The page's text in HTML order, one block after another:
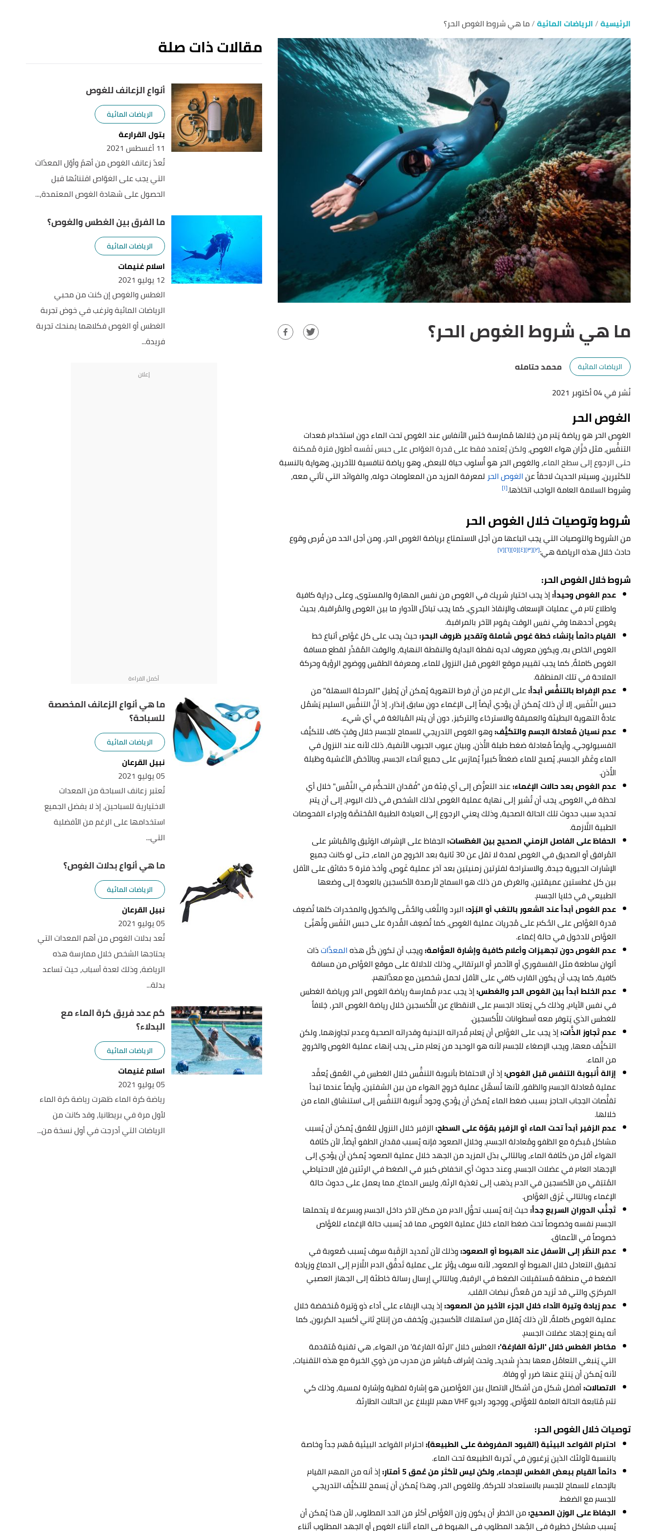
الرئيسية الرياضات المائية ما هي شروط الغوص الحر؟
ما هي شروط الغوص الحر؟
الرياضات المائية
محمد حتامله
نُشر في 04 أكتوبر 2021
الغوص الحر
الغوص الحر هو رياضة يَتم من خِلالها مُمارسة حَبْس الأنفاس عند الغوص تحت الماء دون استخدام مَعدات
التنفُّس، مثل خزَّان هواء الغوص،ولكن يُعتمد فقط على قدرة الغوّاص على حبس نَفَسه أطول فترة مُمكنة
حتى الرجوع إلى سطح الماء، والغوص الحر هو أُسلوب حياة للبعض، وهو رياضة تنافسية للآخرين، وهواية بالنسبة
للكثيرين، وسيتم الحديث لاحقاً عنالغوص الحر لمعرفة المزيد من المعلومات حوله، والفوائد التي تأتي معه،
وشروط السلامة العامة الواجب اتخاذها.[١]
شروط وتوصيات خلال الغوص الحر
من الشروط والتوصيات التي يجب اتباعها من أجل الاستمتاع برياضة الغوص الحر، ومن أجل الحد من فُرص وقوع
حادث خلال هذه الرياضة هي:[٢] [٣] [٤] [٥] [٦] [٧]
شروط خلال الغوص الحر:
عدم الغوص وحيداً:إذ يجب اختيار شريك في الغوص من نفس المهارة والمستوى، وعلى دِراية كافية
واطلاع تام في عمليات الإسعاف والإنقاذ البحري، كما يجب تبادُل الأدوار ما بين الغوص والمُراقبة، بحيث
يغوص أحدهما وفي نفس الوقت يقوم الآخر بالمراقبة.
القيام دائماً بإنشاء خطة غوص شاملة وتقدير ظروف البحر:حيث يجب على كل غوَّاص أتباع خط
الغوص الخاص به، ويكون معروف لديه نقطة البداية والنقطة النهاية، والوقت المُقدَّر لقطع مسافة
الغوص كاملةً، كما يجب تقييم موقع الغوص قبل النزول للماء، ومعرفة الطقس ووضوح الرؤية وحركة
الملاحة في تلك المنطقة.
عدم الإفراط بالتنفُّس أبداً:على الرغم من أن فرط التهوية يُمكن أن يُطيل "المرحلة السهلة" من
حبس النَّفَس، إلا أن ذلك يُمكن أن يؤدي أيضاً إلى الإغماء دون سابق إنذار، إذ أنَّ التنفُّس السليم يَشمُل
عادةً التهوية البطيئة والعميقة والاسترخاء والتركيز، دون أن يتم المُبالغة في أي شيء.
عدم نسيان مُعادلة الجسم والتكيُّف:وهو الغوص التدريجي للسماح للجسم خلال وقتٍ كاف للتكيُّف
الفسيولوجي، وأيضاً مُعادلة ضغط طبلة الأُذن، وبيان عيوب الجيوب الأنفية، ذلك لأنه عند النزول في
الماء وغَمْر الجسم، يُصبح للماء ضغطاً كبيراً يُمارَس على جميع أنحاء الجسم، وبالأخصّ الأغشية وطَبلة
الأُذن.
عدم الغوص بعد حالات الإغماء:عند التعرُّض إلى أي فِئة من "فُقدان التحكُّم في النَّفْس" خلال أي
لحظة في الغوص، يجب أن تُشير إلى نهاية عملية الغوص لذلك الشخص في ذلك اليوم، إلى أن يتم
تحديد سبب حدوث تلك الحالة الصحية، وذلك يعني الرجوع إلى العيادة الطبية المُختصَّة وإجراء الفحوصات
الطبية اللَّازمة.
الحفاظ على الفاصل الزمني الصحيح بين الغطَسات:الحِفاظ على الإشراف الوَثيق والمُباشر على
المُرافق أو الصديق في الغوص لمدة لا تقل عن 30 ثانية بعد الخروج من الماء، حتى لو كانت جميع
الإشارات الحيوية جيدة، والاستراحة لفترتين زمنيتين بعد آخر عملية غَوص، وأخذ فترة 5 دقائق على الأقل
بين كل غطستين عميقتين، والغرض من ذلك هو السماح لأرصدة الأكسجين بالعودة إلى وضعها
الطبيعي في خلايا الجسم.
عدم الغوص أبداً عند الشعور بالتعَب أو البَرْد:البرد والتَّعَب والحُمَّى والكحول والمخدرات كلها تُضعِف
قدرة الغوَّاص على الحُكم على مُجريات عملية الغوص، كما تُضعِف القُدرة على حبس النَفَس وتُهيِّئ
الغوَّاص للدخول في حالة إغماء.
عدم الغوص دون تجهيزات وأعلام كافية وإشارة العوَّامة:ويجب أن تكون كُل هذهالمعدَّاتذات
ألوان ساطعة مثل الفسفوري أو الأحمر أو البرتقالي، وذلك للدلالة على موقع الغوَّاص من مسافة
كافية، كما يجب أن يكون القارب كافي على الأقل لحمل شخصين مع معدَّاتهم.
عدم الخلط أبداً بين الغوص الحر والغطس:إذيجب عدم مُمارسة رياضة الغوص الحر ورياضة الغطس
في نفس الأيام، وذلك كي يَعتاد الجسم على الانقطاع عن الأُكسجين خلال رياضة الغوص الحر، خِلافاً
للغطس الذي يَتوفر معه أسطوانات للأُكسجين.
عدم تَجاوز الذَّات:إذ يجب على الغوَّاص أن يَعلم قُدراته البَدنية وقدراته الصحية وعدم تجاوزهما، ولكن
التكيُّف معها، ويجب الإصغاء للجسم لأنه هو الوحيد من يَعلم متى يجب إنهاء عملية الغوص والخروج
من الماء.
إزالة أُنبوبة التنفس قبل الغوص:إذ أنالاحتفاظ بأنبوبة التنفُّس خلال الغطس في العُمق يُعقِّد
عملية مُعادلة الجسم والطَفو، لأنها تُسهِّل عملية خروج الهواء من بين الشفتين، وأيضاً عندما تبدأ
تقلُّصات الحِجاب الحاجز بسبب ضغط الماء يُمكن أن يؤدي وجود أُنبوبة التنفُّس إلى استنشاق الماء من
خلالها.
عدم الزفير أبداً تحت الماء أو الزفير بقوّة على السطح:الزفير خلال النزول للعُمق يُمكن أن يُسبب
مشاكل مُبكرة مع الطَفو ومُعادلة الجسم، وخلال الصعود فإنه يُسبب فقدان الطفو أيضاً، لأن كثافة
الهواء أقل من كثافة الماء، وبالتالي بذل المزيد من الجهد خلال عملية الصعود يُمكن أن يؤدي إلى
الإجهاد العام في عضلات الجسم، وعند حدوث أي انخفاض كبير في الضغط في الرئتين فإن الاحتياطي
المُتبَقي من الأكسجين في الدم يذهب إلى تغذية الرئة، وليس الدماغ، مما يعمل على حدوث حالة
الإغماء وبالتالي غَرَق الغوَّاص.
تَجنُّب الدوران السريع جداً:حيث إنه يُسبب تحوُّل الدم من مكان لآخر داخل الجسم وبسرعة لا يتحملها
الجسم نفسه وخصوصاً تحت ضغط الماء خلال عملية الغوص، مما قد يُسبب حالة الإغماء للغوَّاص
خصوصاً في الأعماق.
عدم النظَر إلى الأسفل عند الهبوط أو الصعود:وذلك لأنتَمديد الرَقَبة سوف يُسبب صُعوبة في
تحقيق التعادل خلال الهبوط أو الصعود، لأنه سوف يؤثر على عملية تَدفُّق الدم اللَّازم إلى الدماغ وزيادة
الضغط في منطقة مُستقبِلات الضغط في الرقبة، وبالتالي إرسال رسالة خاطئة إلى الجهاز العصبي
المركزي والتي قد تَزيد من مُعدَّل نبضات القلب.
عدم زيادة وتيرة الأداء خلال الجزء الأخير من الصعود:إذيجب الإبقاء على أداء ذو وَتيرة مُنخفضة خلال
عملية الغوص كاملةً، لأن ذلك يُقلل من استهلاك الأكسجين، ويُخفف من إنتاج ثاني أكسيد الكربون، كما
أنه يمنع إجهاد عضلات الجسم.
مخاطر الغطس خلال 'الرئة الفارغة':الغطس خلال 'الرئة الفارغة' من الهواء، هي تقنية مُتقدمة
التي يَنبغي التعامُل معها بحذرٍ شديد، وتحت إشراف مُباشر من مدرب من ذوي الخبرة مع هذه التقنيات،
لأنه يُمكن أن يَنتج عنها ضرر أو وفاة.
الاتصالات:أفضل شكل من أشكال الاتصال بين الغوَّاصين هو إشارة لفظية وإشارة لمسية، وذلك كي
تتم مُتابعة الحالة العامة للغوَّاص، ووجود راديو VHF مهم للإبلاغ عن الحالات الطارئة.
توصيات خلال الغوص الحر:
احترام القواعد البيئية (القيود المفروضة على الطبيعة):احترام القواعد البيئية مُهم جداً وخاصة
بالنسبة لأولئك الذين يَرغبون في تَجربة الطبيعة تحت الماء.
دائماً القيام ببعض الغطس للإحماء، ولكن ليس لأكثر من عُمق 5 أمتار:
إذ أنهمن المهم القيام
بالإحماء للسماح للجسم بالاستعداد للحركة، وللغوص الحر، وهذا يُمكن أن يَسمح للتكيُّف التدريجي
للجسم مع الضغط.
الحِفاظ على الوزن الصحيح:من الخطر أن يكون وزن الغوَّاص أكثر من الحد المطلوب، لأن هذا يُمكن أن
يُسبب مشاكل خطيرة في الجُهد المطلوب في الهبوط في الماء أثناء الغوص أو الجهد المطلوب أثناء
مقالات ذات صلة
أنواع الزعانف للغوص
الرياضات المائية
بتول القرارعة
11 أغسطس 2021
تُعدّ زعانف الغوص من أهمّ وأوّل المعدّات
التي يجب على الغوّاص اقتنائها قبل
الحصول على شهادة الغوص المعتمدة،...
ما الفرق بين الغطس والغوص؟
الرياضات المائية
اسلام غنيمات
12 يوليو 2021
الغطس والغوص إن كنت من محبي
الرياضات المائية وترغب في خوض تجربة
الغطس أو الغوص فكلاهما يمنحك تجربة
فريدة...
ما هي أنواع الزعانف المخصصة
للسباحة؟
الرياضات المائية
نبيل القرعان
05 يوليو 2021
تُعتبر زعانف السباحة من المعدات
الاختيارية للسباحين، إذ لا يفضل الجميع
استخدامها على الرغم من الأفضلية
التي...
ما هي أنواع بدلات الغوص؟
الرياضات المائية
نبيل القرعان
05 يوليو 2021
تُعد بدلات الغوص من أهم المعدات التي
يحتاجها الشخص خلال ممارسة هذه
الرياضة، وذلك لعدة أسباب، حيث تساعد
بدلة...
كم عدد فريق كرة الماء مع
البدلاء؟
الرياضات المائية
اسلام غنيمات
05 يوليو 2021
رياضة كرة الماء ظهرت رياضة كرة الماء
لأول مرة في بريطانيا، وقد كانت من
الرياضات التي أدرجت في أول نسخة من...